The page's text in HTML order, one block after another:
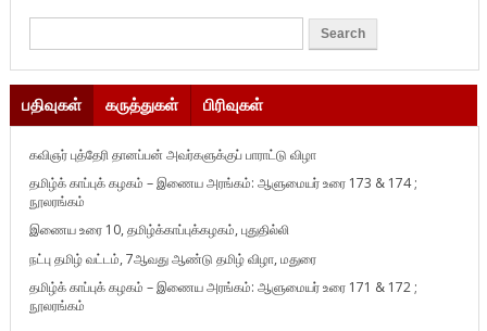
பதிவுகள் கருத்துகள் பிரிவுகள்
கவிஞர் புத்தேரி தானப்பன் அவர்களுக்குப் பாராட்டு விழா
தமிழ்க் காப்புக் கழகம் – இணைய அரங்கம்: ஆளுமையர் உரை 173 & 174 ;
நூலரங்கம்
இணைய உரை 10, தமிழ்க்காப்புக்கழகம், புதுதில்லி
நட்பு தமிழ் வட்டம், 7ஆவது ஆண்டு தமிழ் விழா, மதுரை
தமிழ்க் காப்புக் கழகம் – இணைய அரங்கம்: ஆளுமையர் உரை 171 & 172 ;
நூலரங்கம்